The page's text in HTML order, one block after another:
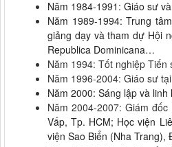
Năm 1984-1991: Giáo sư
Năm 1989-1994: Trung
giảng dạy và tham dự Hội
Republica Dominicana…
Năm 1994: Tốt nghiệp
Năm 1996-2004: Giáo sư
Năm 2000: Sáng lập và
Năm 2004-2007: Giám
Vấp, Tp. HCM; Học viện
viện Sao Biển (Nha